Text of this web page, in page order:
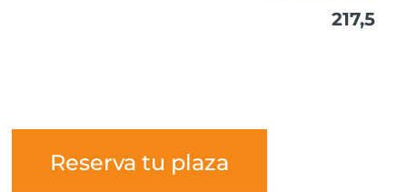
217,5
Reserva tu plaza